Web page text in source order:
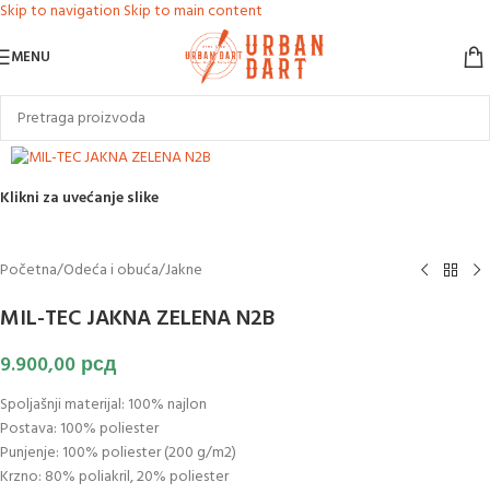
Skip to navigation Skip to main content
MENU
Klikni za uvećanje slike
Početna/Odeća i obuća/Jakne
MIL-TEC JAKNA ZELENA N2B
9.900,00 рсд
Spoljašnji materijal: 100% najlon
Postava: 100% poliester
Punjenje: 100% poliester (200 g/m2)
Krzno: 80% poliakril, 20% poliester